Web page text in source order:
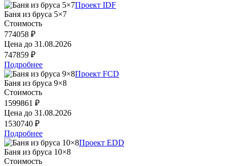
Проект IDF
Баня из бруса 5×7
Стоимость
774058 ₽
Цена до 31.08.2026
747859 ₽
Подробнее
Проект FCD
Баня из бруса 9×8
Стоимость
1599861 ₽
Цена до 31.08.2026
1530740 ₽
Подробнее
Проект EDD
Баня из бруса 10×8
Стоимость